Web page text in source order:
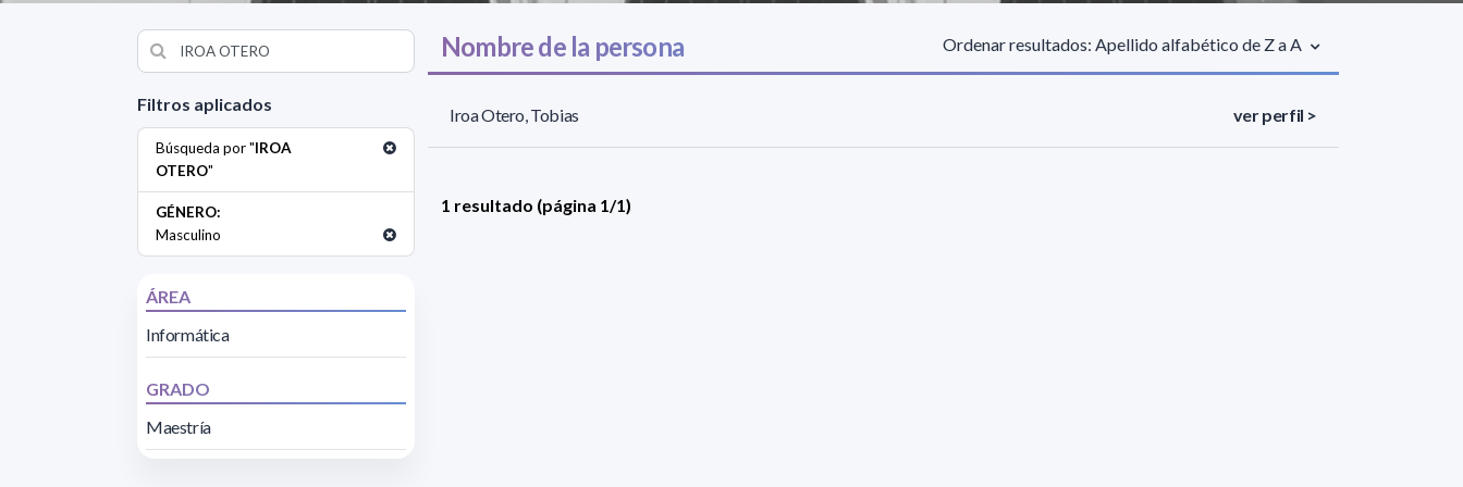
Filtros aplicados
Búsqueda por "IROA
OTERO"
GÉNERO:
Masculino
ÁREA
Informática
GRADO
Maestría
Nombre de la persona Ordenar resultados: Apellido alfabético de Z a A
Iroa Otero, Tobias ver perfil >
1 resultado (página 1/1)